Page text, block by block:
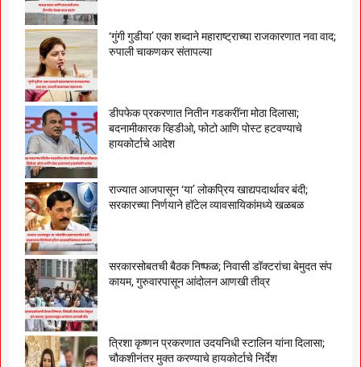
‘गुंगी गुडीया’ एका शब्दाने महाराष्ट्राच्या राजकारणात नवा वाद;
रुपाली चाकणकर संतापल्या
डीपफेक प्रकरणात नितीन गडकरींना मोठा दिलासा;
बदनामीकारक व्हिडीओ, फोटो आणि पोस्ट हटवण्याचे
हायकोर्टाचे आदेश
राज्यात आजपासून ‘या’ लोकप्रिय खाद्यपदार्थावर बंदी;
सरकारच्या निर्णयाने हॉटेल व्यावसायिकांमध्ये खळबळ
सरकारसोबतची बैठक निष्फळ; निवासी डॉक्टरांचा बेमुदत संप
कायम, गुरुवारपासून आंदोलन आणखी तीव्र
त्रिशा कृष्णन प्रकरणात उदयनिधी स्टालिन यांना दिलासा;
चौकशीनंतर मुक्त करण्याचे हायकोर्टाचे निर्देश